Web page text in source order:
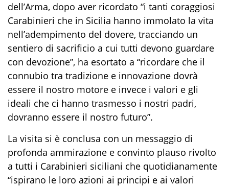
dell’Arma, dopo aver ricordato “i tanti coraggiosi
Carabinieri che in Sicilia hanno immolato la vita
nell’adempimento del dovere, tracciando un
sentiero di sacrificio a cui tutti devono guardare
con devozione”, ha esortato a “ricordare che il
connubio tra tradizione e innovazione dovrà
essere il nostro motore e invece i valori e gli
ideali che ci hanno trasmesso i nostri padri,
dovranno essere il nostro futuro”.
La visita si è conclusa con un messaggio di
profonda ammirazione e convinto plauso rivolto
a tutti i Carabinieri siciliani che quotidianamente
“ispirano le loro azioni ai principi e ai valori